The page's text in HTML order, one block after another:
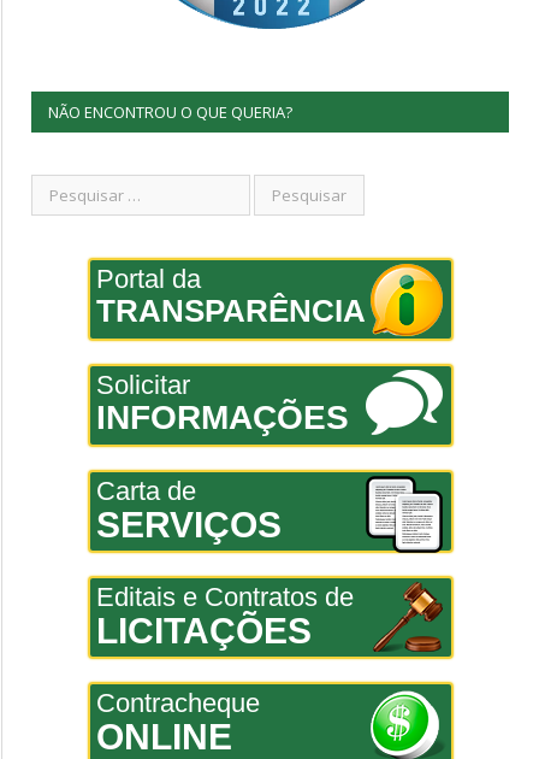
NÃO ENCONTROU O QUE QUERIA?
Portal da
TRANSPARÊNCIA
Solicitar
INFORMAÇÕES
Carta de
SERVIÇOS
Editais e Contratos de
LICITAÇÕES
Contracheque
ONLINE